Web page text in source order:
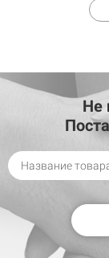
Не